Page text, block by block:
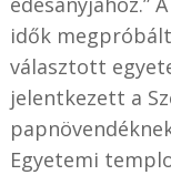
idők
választott
jelentkezett a
Egyetemi